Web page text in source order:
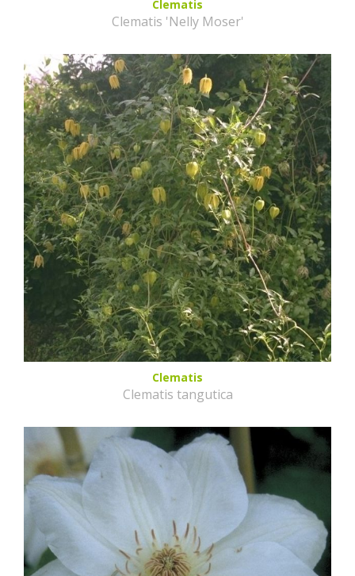
Clematis
Clematis 'Nelly Moser'
Clematis
Clematis tangutica